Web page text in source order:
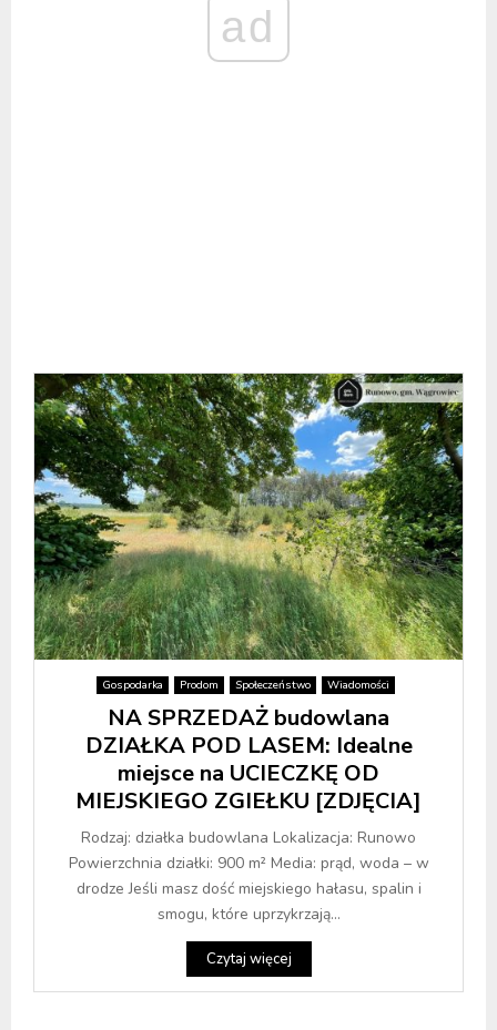
ad
Gospodarka Prodom Społeczeństwo Wiadomości
NA SPRZEDAŻ budowlana
DZIAŁKA POD LASEM: Idealne
miejsce na UCIECZKĘ OD
MIEJSKIEGO ZGIEŁKU [ZDJĘCIA]
Rodzaj: działka budowlana Lokalizacja: Runowo
Powierzchnia działki: 900 m² Media: prąd, woda – w
drodze Jeśli masz dość miejskiego hałasu, spalin i
smogu, które uprzykrzają...
Czytaj więcej